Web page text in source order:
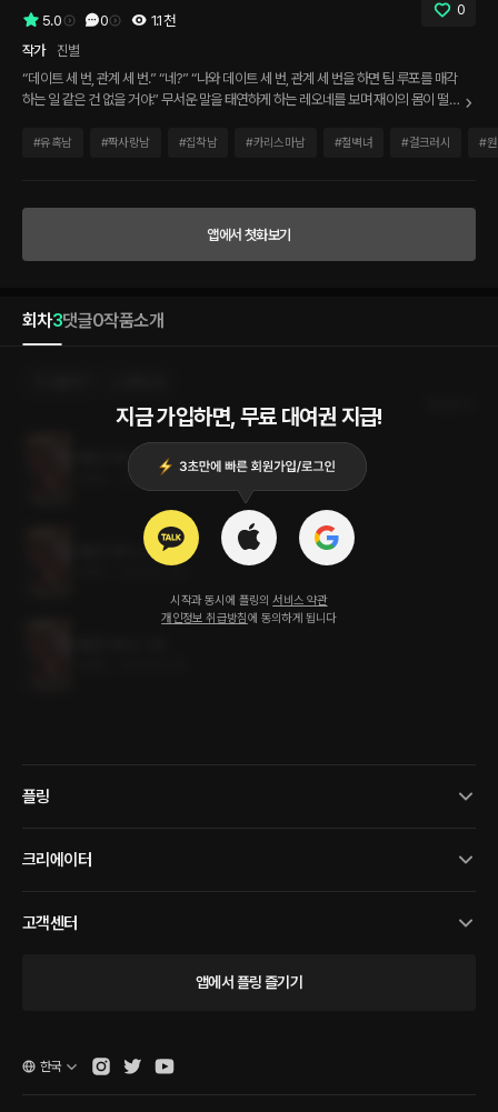
5.0
0 1.1천
0
작가
진별
“데이트 세 번, 관계 세 번.” “네?” “나와 데이트 세 번, 관계 세 번을 하면 팀 루포를 매각
하는 일 같은 건 없을 거야.” 무서운 말을 태연하게 하는 레오네를 보며 재이의 몸이 떨려
나지 않았다. 삶의 전부인 팀 루포를 볼모로 잡고 협박을 하기 전까지는. “3일 주지.” 더
위해 그의 제안을 수락했다. 그와의 만남이 빨리 끝나기만을 바랐다. 그녀의 선택은 오로
지 팀 루포를 지키기 위해서였으니까. “그럼, 재이가 알려 줘.” “뭘 말이죠?” “당신이 나
#유혹남 #짝사랑남 #집착남 #카리스마남 #철벽녀 #걸크러시 #
앱에서 첫화보기
회차3댓글0작품소개
지금 가입하면, 무료 대여권 지급!
시작과 동시에 플링의 서비스 약관
개인정보 취급방침에 동의하게 됩니다
아찔한 레이스 3권 (완결)
2024.02.20
아찔한 레이스 2권
플링
크리에이터
고객센터
앱에서 플링 즐기기
한국